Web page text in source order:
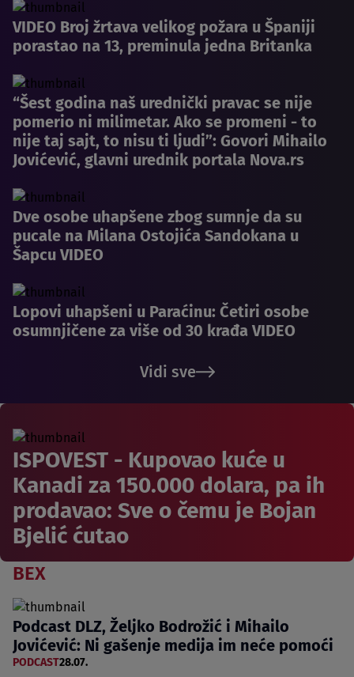
VIDEO Broj žrtava velikog požara u Španiji
porastao na 13, preminula jedna Britanka
“Šest godina naš urednički pravac se nije
pomerio ni milimetar. Ako se promeni - to
nije taj sajt, to nisu ti ljudi”: Govori Mihailo
Jovićević, glavni urednik portala Nova.rs
Dve osobe uhapšene zbog sumnje da su
pucale na Milana Ostojića Sandokana u
Šapcu VIDEO
Lopovi uhapšeni u Paraćinu: Četiri osobe
osumnjičene za više od 30 krađa VIDEO
Vidi sve
ISPOVEST - Kupovao kuće u
Kanadi za 150.000 dolara, pa ih
prodavao: Sve o čemu je Bojan
Bjelić ćutao
BEX
Podcast DLZ, Željko Bodrožić i Mihailo
Jovićević: Ni gašenje medija im neće pomoći
PODCAST28.07.